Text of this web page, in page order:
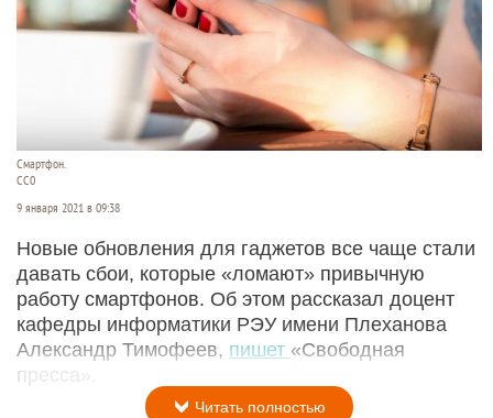
Смартфон.
СС0
9 января 2021 в 09:38
Новые обновления для гаджетов все чаще стали
давать сбои, которые «ломают» привычную
работу смартфонов. Об этом рассказал доцент
кафедры информатики РЭУ имени Плеханова
Александр Тимофеев, пишет «Свободная
пресса».
Читать полностью